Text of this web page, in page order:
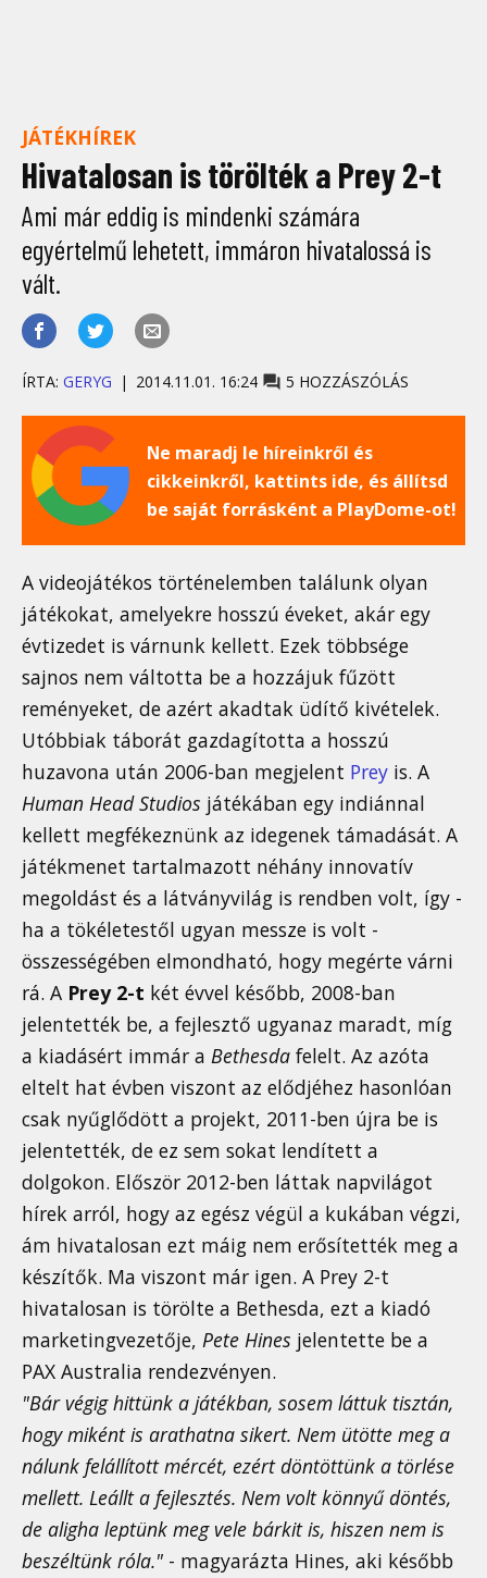
JÁTÉKHÍREK
Hivatalosan is törölték a Prey 2-t
Ami már eddig is mindenki számára
egyértelmű lehetett, immáron hivatalossá is
vált.
ÍRTA: GERYG 2014.11.01. 16:24 5 HOZZÁSZÓLÁS
Ne maradj le híreinkről és
cikkeinkről, kattints ide, és állítsd
be saját forrásként a PlayDome-ot!
A videojátékos történelemben találunk olyan
játékokat, amelyekre hosszú éveket, akár egy
évtizedet is várnunk kellett. Ezek többsége
sajnos nem váltotta be a hozzájuk fűzött
reményeket, de azért akadtak üdítő kivételek.
Utóbbiak táborát gazdagította a hosszú
huzavona után 2006-ban megjelent Prey is. A
Human Head Studios játékában egy indiánnal
kellett megfékeznünk az idegenek támadását. A
játékmenet tartalmazott néhány innovatív
megoldást és a látványvilág is rendben volt, így -
ha a tökéletestől ugyan messze is volt -
összességében elmondható, hogy megérte várni
rá. A Prey 2-t két évvel később, 2008-ban
jelentették be, a fejlesztő ugyanaz maradt, míg
a kiadásért immár a Bethesda felelt. Az azóta
eltelt hat évben viszont az elődjéhez hasonlóan
csak nyűglődött a projekt, 2011-ben újra be is
jelentették, de ez sem sokat lendített a
dolgokon. Először 2012-ben láttak napvilágot
hírek arról, hogy az egész végül a kukában végzi,
ám hivatalosan ezt máig nem erősítették meg a
készítők. Ma viszont már igen. A Prey 2-t
hivatalosan is törölte a Bethesda, ezt a kiadó
marketingvezetője, Pete Hines jelentette be a
PAX Australia rendezvényen.
"Bár végig hittünk a játékban, sosem láttuk tisztán,
hogy miként is arathatna sikert. Nem ütötte meg a
nálunk felállított mércét, ezért döntöttünk a törlése
mellett. Leállt a fejlesztés. Nem volt könnyű döntés,
de aligha leptünk meg vele bárkit is, hiszen nem is
beszéltünk róla." - magyarázta Hines, aki később